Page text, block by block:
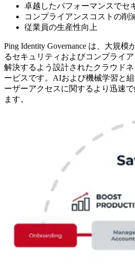
卓越したパフォーマンスでセ
コンプライアンスコストの削
従業員の生産性向上
Ping Identity Governance は、大規
るセキュリティおよびコンプライ
解決するよう設計されたクラウド
ービスです。AIおよび機械学習と
ーザーアクセスに関するより迅速
ます。